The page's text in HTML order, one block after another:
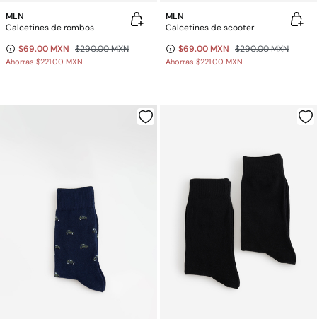
MLN
Calcetines de rombos
$69.00 MXN $290.00 MXN
Ahorras $221.00 MXN
MLN
Calcetines de scooter
$69.00 MXN $290.00 MXN
Ahorras $221.00 MXN